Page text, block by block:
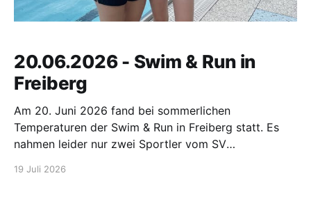
20.06.2026 - Swim & Run in
Freiberg
Am 20. Juni 2026 fand bei sommerlichen
Temperaturen der Swim & Run in Freiberg statt. Es
nahmen leider nur zwei Sportler vom SV
19 Juli 2026